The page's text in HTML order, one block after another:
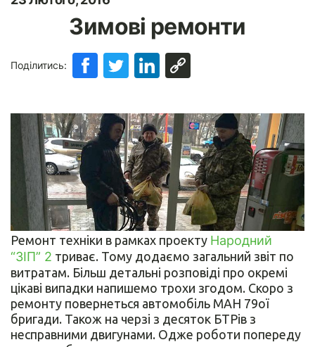
Зимові ремонти
Поділитись:
Ремонт техніки в рамках проекту Народний
“ЗІП” 2 триває. Тому додаємо загальний звіт по
витратам. Більш детальні розповіді про окремі
цікаві випадки напишемо трохи згодом. Скоро з
ремонту повернеться автомобіль МАН 79ої
бригади. Також на черзі з десяток БТРів з
несправними двигунами. Одже роботи попереду